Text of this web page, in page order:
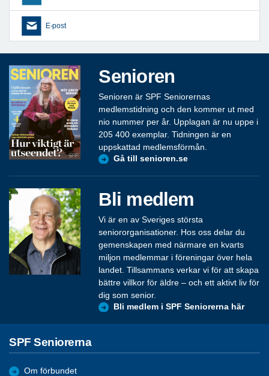
E-post
Senioren
Senioren är SPF Seniorernas
medlemstidning och den kommer ut med
nio nummer per år. Upplagan är nu uppe i
205 400 exemplar. Tidningen är en
uppskattad medlemsförmån.
Gå till senioren.se
Bli medlem
Vi är en av Sveriges största
seniororganisationer. Hos oss delar du
gemenskapen med närmare en kvarts
miljon medlemmar i föreningar över hela
landet. Tillsammans verkar vi för att skapa
bättre villkor för äldre – och ett aktivt liv för
dig som senior.
Bli medlem i SPF Seniorerna här
SPF Seniorerna
Om förbundet